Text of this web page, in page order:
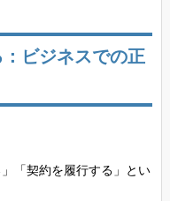
：ビジネスでの正
「契約を履行する」とい